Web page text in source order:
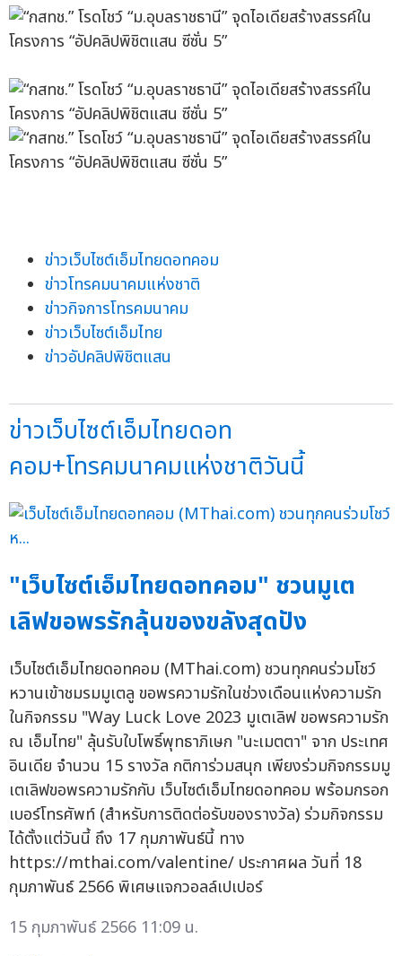
ข่าวเว็บไซต์เอ็มไทยดอทคอม
ข่าวโทรคมนาคมแห่งชาติ
ข่าวกิจการโทรคมนาคม
ข่าวเว็บไซต์เอ็มไทย
ข่าวอัปคลิปพิชิตแสน
ข่าวเว็บไซต์เอ็มไทยดอท
คอม+โทรคมนาคมแห่งชาติวันนี้
"เว็บไซต์เอ็มไทยดอทคอม" ชวนมูเต
เลิฟขอพรรักลุ้นของขลังสุดปัง
เว็บไซต์เอ็มไทยดอทคอม (MThai.com) ชวนทุกคนร่วมโชว์
หวานเข้าชมรมมูเตลู ขอพรความรักในช่วงเดือนแห่งความรัก
ในกิจกรรม "Way Luck Love 2023 มูเตเลิฟ ขอพรความรัก
ณ เอ็มไทย" ลุ้นรับใบโพธิ์พุทธาภิเษก "นะเมตตา" จาก ประเทศ
อินเดีย จำนวน 15 รางวัล กติการ่วมสนุก เพียงร่วมกิจกรรมมู
เตเลิฟขอพรความรักกับ เว็บไซต์เอ็มไทยดอทคอม พร้อมกรอก
เบอร์โทรศัพท์ (สำหรับการติดต่อรับของรางวัล) ร่วมกิจกรรม
ได้ตั้งแต่วันนี้ ถึง 17 กุมภาพันธ์นี้ ทาง
https://mthai.com/valentine/ ประกาศผล วันที่ 18
กุมภาพันธ์ 2566 พิเศษแจกวอลล์เปเปอร์
15 กุมภาพันธ์ 2566 11:09 น.